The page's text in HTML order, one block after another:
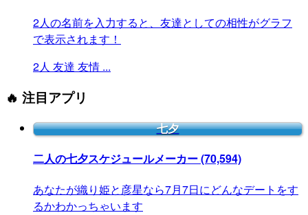
2人の名前を入力すると、友達としての相性がグラフ
で表示されます！
2人 友達 友情 ...
🔥 注目アプリ
七夕
二人の七夕スケジュールメーカー(70,594)
あなたが織り姫と彦星なら7月7日にどんなデートをす
るかわかっちゃいます